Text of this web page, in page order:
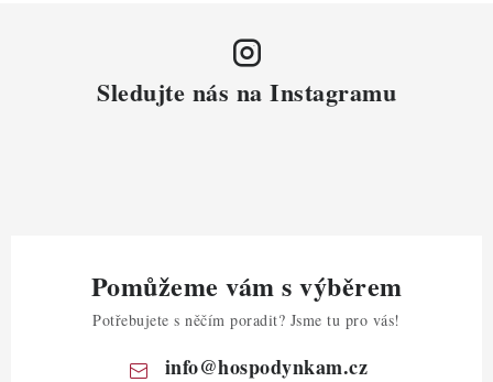
Sledujte nás na Instagramu
Pomůžeme vám s výběrem
Potřebujete s něčím poradit? Jsme tu pro vás!
info@hospodynkam.cz